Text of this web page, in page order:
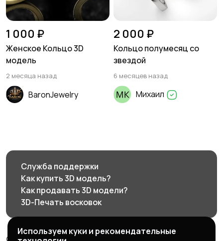
1 000 ₽
Женское Кольцо 3D
модель
2 месяца назад
BaronJewelry
2 000 ₽
Кольцо полумесяц со
звездой
6 месяцев назад
Михаил
Служба поддержки
Как купить 3D модель?
Как продавать 3D модели?
3D-Печать восковок
Используем куки и рекомендательные